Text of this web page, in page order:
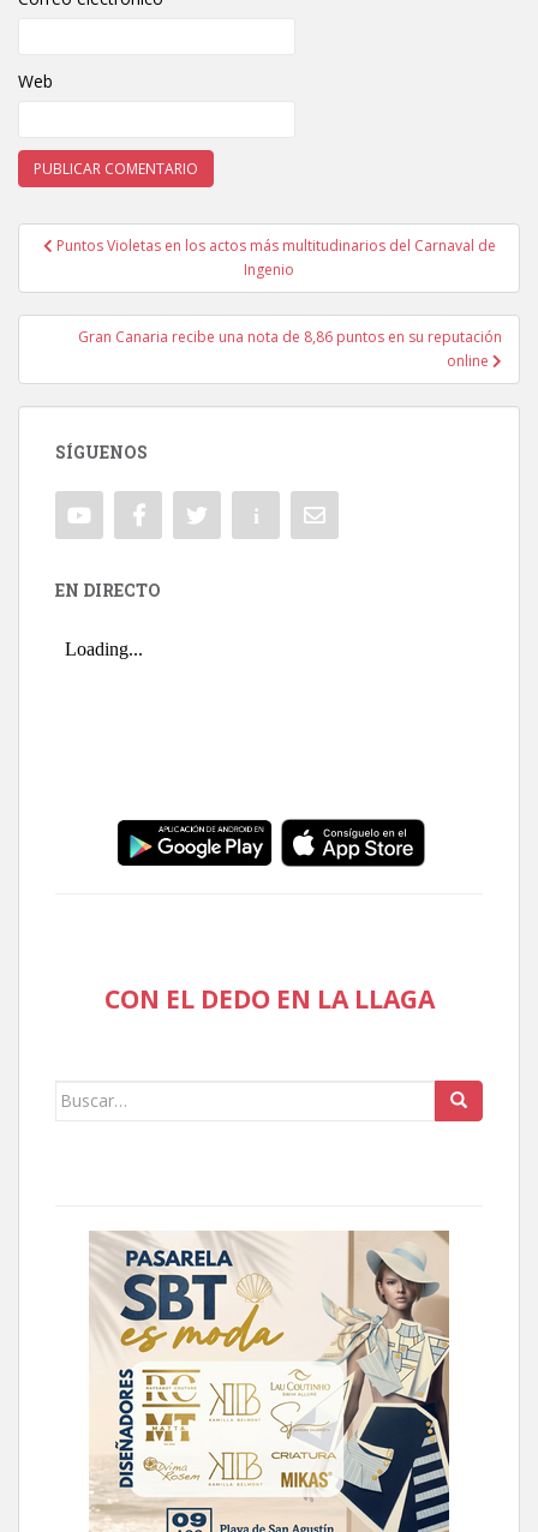
Web
Navegación de entradas
Puntos Violetas en los actos más multitudinarios del Carnaval de
Ingenio
Gran Canaria recibe una nota de 8,86 puntos en su reputación
online
SÍGUENOS
EN DIRECTO
CON EL DEDO EN LA LLAGA
Buscar: